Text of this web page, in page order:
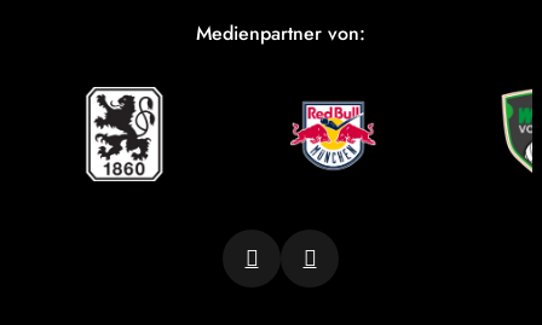
Medienpartner von: